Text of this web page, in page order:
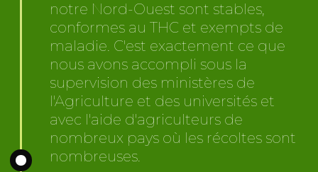
notre Nord-Ouest sont stables,
conformes au THC et exempts de
maladie. C'est exactement ce que
nous avons accompli sous la
supervision des ministères de
l'Agriculture et des universités et
avec l'aide d'agriculteurs de
nombreux pays où les récoltes sont
nombreuses.